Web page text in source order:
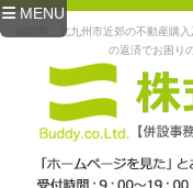
MENU
福岡県、北九州市近郊の不動産購
の返済でお困り